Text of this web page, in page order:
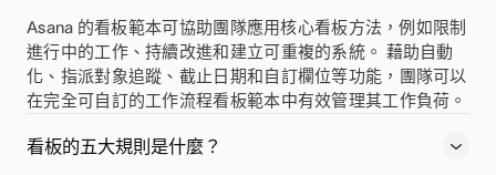
Asana 的看板範本可協助團隊應用核心看板方法，例如限制
進行中的工作、持續改進和建立可重複的系統。 藉助自動
化、指派對象追蹤、截止日期和自訂欄位等功能，團隊可以
在完全可自訂的工作流程看板範本中有效管理其工作負荷。
看板的五大規則是什麼？